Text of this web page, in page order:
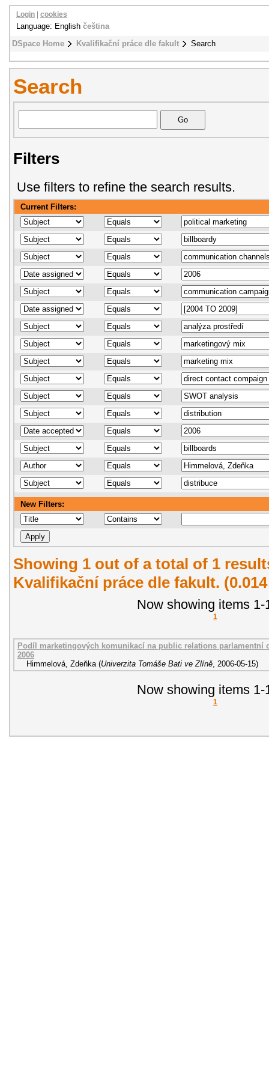
DSpace Home Kvalifikační práce dle fakult Search
Login cookies
Language: English čeština
Search
Filters
Use filters to refine the search results.
Current Filters:
New Filters:
Showing 1 out of a total of 1
Kvalifikační práce dle fakult.
Now showing items 1-
1
Podíl marketingových komunikací na public relations parlamentní
2006
Himmelová, Zdeňka (Univerzita Tomáše Bati ve Zlíně 2006-05-15)
Now showing items 1-
1